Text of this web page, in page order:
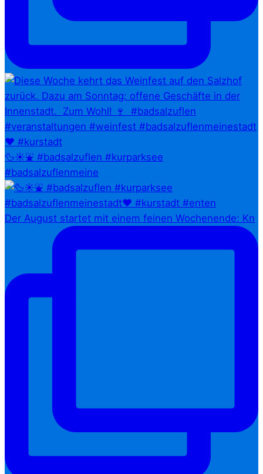
🦆☀️⛲ #badsalzuflen #kurparksee
#badsalzuflenmeine
Der August startet mit einem feinen Wochenende: Kn